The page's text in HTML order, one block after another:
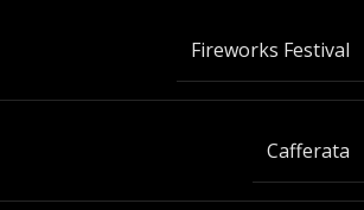
Fireworks Festival
Cafferata